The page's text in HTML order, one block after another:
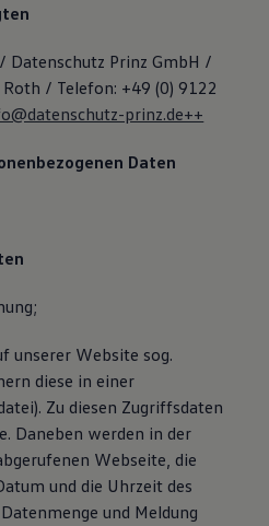
Datenschutz Prinz GmbH /
/ Telefon: +49 (0) 9122
prinz.de++
Daten
unserer Website sog.
diese in einer
Zu diesen Zugriffsdaten
Daneben werden in der
Webseite, die
und die Uhrzeit des
und Meldung